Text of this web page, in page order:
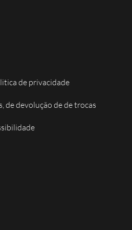
de privacidade
de devolução de de trocas